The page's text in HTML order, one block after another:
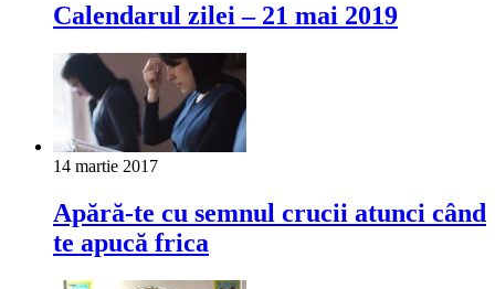
Calendarul zilei – 21 mai 2019
14 martie 2017
Apără-te cu semnul crucii atunci când
te apucă frica